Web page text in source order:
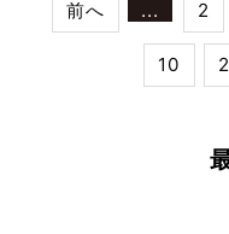
前へ ... 2
10